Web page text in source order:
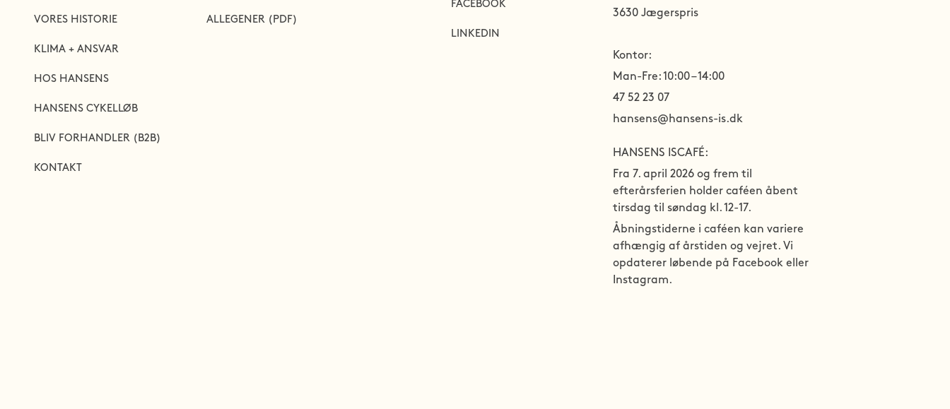
VORES HISTORIE
KLIMA + ANSVAR
HOS HANSENS
HANSENS CYKELLØB
BLIV FORHANDLER (B2B)
KONTAKT
ALLEGENER (PDF)
FACEBOOK
LINKEDIN
3630 Jægerspris
Kontor:
Man-Fre: 10:00 – 14:00
47 52 23 07
hansens@hansens-is.dk
HANSENS ISCAFÉ:
Fra 7. april 2026 og frem til
efterårsferien holder caféen åbent
tirsdag til søndag kl. 12-17.
Åbningstiderne i caféen kan variere
afhængig af årstiden og vejret. Vi
opdaterer løbende på Facebook eller
Instagram.